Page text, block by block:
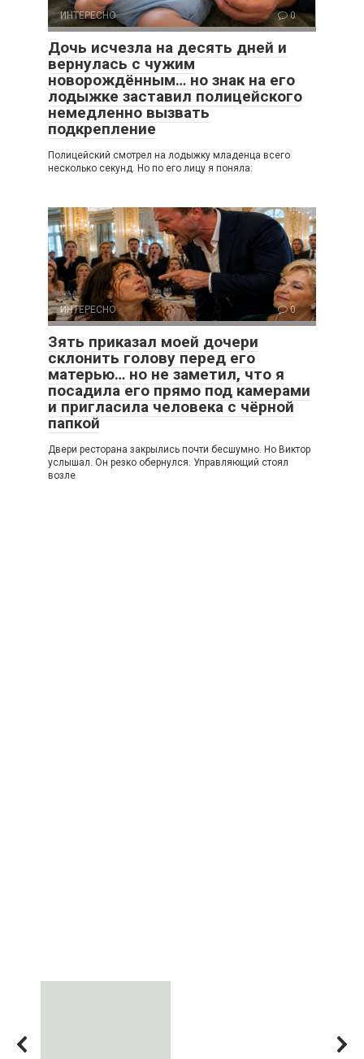
ИНТЕРЕСНО 0
Дочь исчезла на десять дней и
вернулась с чужим
новорождённым… но знак на его
лодыжке заставил полицейского
немедленно вызвать
подкрепление
Полицейский смотрел на лодыжку младенца всего
несколько секунд. Но по его лицу я поняла:
ИНТЕРЕСНО 0
Зять приказал моей дочери
склонить голову перед его
матерью… но не заметил, что я
посадила его прямо под камерами
и пригласила человека с чёрной
папкой
Двери ресторана закрылись почти бесшумно. Но Виктор
услышал. Он резко обернулся. Управляющий стоял
возле